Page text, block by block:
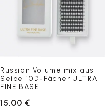
Russian Volume mix aus
Seide 10D-Fächer ULTRA
FINE BASE
15,00 €